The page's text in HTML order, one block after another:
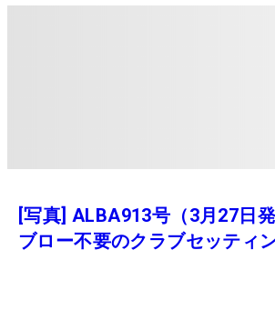
[写真] ALBA913号（3月27日
ブロー不要のクラブセッティ